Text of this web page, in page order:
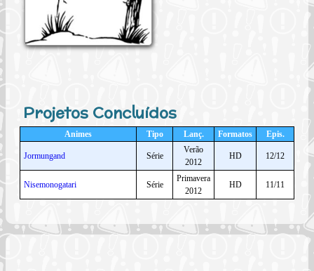
Projetos Concluídos
Animes Tipo Lanç. Formatos Epis.
Jormungand Série
Verão
2012
HD 12/12
Nisemonogatari Série
Primavera
2012
HD 11/11